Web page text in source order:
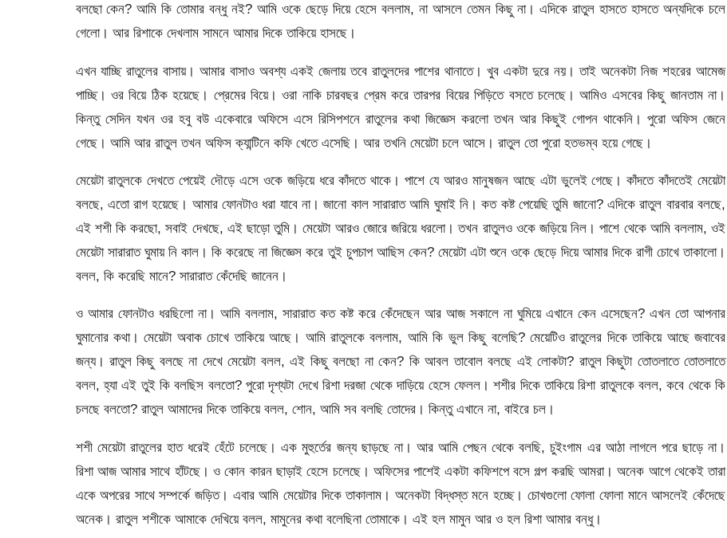
বলছো কেন? আমি কি তোমার বন্ধু নই? আমি ওকে ছেড়ে দিয়ে হেসে বললাম, না আসলে তেমন কিছু না। এদিকে রাতুল হাসতে হাসতে অন্যদিকে চলে
গেলো। আর রিশাকে দেখলাম সামনে আমার দিকে তাকিয়ে হাসছে।
এখন যাচ্ছি রাতুলের বাসায়। আমার বাসাও অবশ্য একই জেলায় তবে রাতুলদের পাশের থানাতে। খুব একটা দুরে নয়। তাই অনেকটা নিজ শহরের আমেজ
পাচ্ছি। ওর বিয়ে ঠিক হয়েছে। প্রেমের বিয়ে। ওরা নাকি চারবছর প্রেম করে তারপর বিয়ের পিড়িতে বসতে চলেছে। আমিও এসবের কিছু জানতাম না।
কিন্তু সেদিন যখন ওর হবু বউ একেবারে অফিসে এসে রিসিপশনে রাতুলের কথা জিজ্ঞেস করলো তখন আর কিছুই গোপন থাকেনি। পুরো অফিস জেনে
গেছে। আমি আর রাতুল তখন অফিস ক্যান্টিনে কফি খেতে এসেছি। আর তখনি মেয়েটা চলে আসে। রাতুল তো পুরো হতভম্ব হয়ে গেছে।
মেয়েটা রাতুলকে দেখতে পেয়েই দৌড়ে এসে ওকে জড়িয়ে ধরে কাঁদতে থাকে। পাশে যে আরও মানুষজন আছে এটা ভুলেই গেছে। কাঁদতে কাঁদতেই মেয়েটা
বলছে, এতো রাগ হয়েছে। আমার ফোনটাও ধরা যাবে না। জানো কাল সারারাত আমি ঘুমাই নি। কত কষ্ট পেয়েছি তুমি জানো? এদিকে রাতুল বারবার বলছে,
এই শশী কি করছো, সবাই দেখছে, এই ছাড়ো তুমি। মেয়েটা আরও জোরে জরিয়ে ধরলো। তখন রাতুলও ওকে জড়িয়ে নিল। পাশে থেকে আমি বললাম, ওই
মেয়েটা সারারাত ঘুমায় নি কাল। কি করেছে না জিজ্ঞেস করে তুই চুপচাপ আছিস কেন? মেয়েটা এটা শুনে ওকে ছেড়ে দিয়ে আমার দিকে রাগী চোখে তাকালো।
বলল, কি করেছি মানে? সারারাত কেঁদেছি জানেন।
ও আমার ফোনটাও ধরছিলো না। আমি বললাম, সারারাত কত কষ্ট করে কেঁদেছেন আর আজ সকালে না ঘুমিয়ে এখানে কেন এসেছেন? এখন তো আপনার
ঘুমানোর কথা। মেয়েটা অবাক চোখে তাকিয়ে আছে। আমি রাতুলকে বললাম, আমি কি ভুল কিছু বলেছি? মেয়েটিও রাতুলের দিকে তাকিয়ে আছে জবাবের
জন্য। রাতুল কিছু বলছে না দেখে মেয়েটা বলল, এই কিছু বলছো না কেন? কি আবল তাবোল বলছে এই লোকটা? রাতুল কিছুটা তোতলাতে তোতলাতে
বলল, হ্যা এই তুই কি বলছিস বলতো? পুরো দৃশ্যটা দেখে রিশা দরজা থেকে দাড়িয়ে হেসে ফেলল। শশীর দিকে তাকিয়ে রিশা রাতুলকে বলল, কবে থেকে কি
চলছে বলতো? রাতুল আমাদের দিকে তাকিয়ে বলল, শোন, আমি সব বলছি তোদের। কিন্তু এখানে না, বাইরে চল।
শশী মেয়েটা রাতুলের হাত ধরেই হেঁটে চলেছে। এক মুহুর্তের জন্য ছাড়ছে না। আর আমি পেছন থেকে বলছি, চুইংগাম এর আঠা লাগলে পরে ছাড়ে না।
রিশা আজ আমার সাথে হাঁটছে। ও কোন কারন ছাড়াই হেসে চলেছে। অফিসের পাশেই একটা কফিশপে বসে গল্প করছি আমরা। অনেক আগে থেকেই তারা
একে অপরের সাথে সম্পর্কে জড়িত। এবার আমি মেয়েটার দিকে তাকালাম। অনেকটা বিদ্ধস্ত মনে হচ্ছে। চোখগুলো ফোলা ফোলা মানে আসলেই কেঁদেছে
অনেক। রাতুল শশীকে আমাকে দেখিয়ে বলল, মামুনের কথা বলেছিনা তোমাকে। এই হল মামুন আর ও হল রিশা আমার বন্ধু।